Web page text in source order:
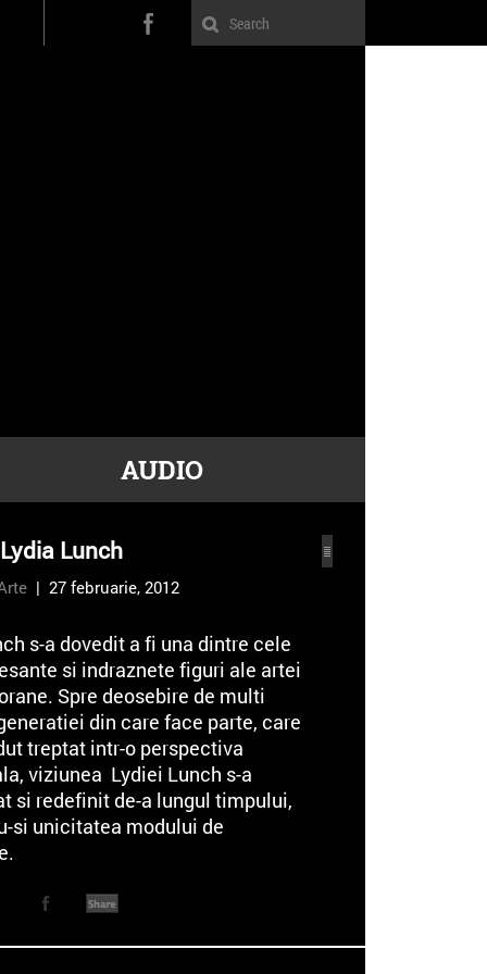
AUDIO
Lunch
| 27 februarie, 2012
s-a dovedit a fi una dintre cele
si indraznete figuri ale artei
Spre deosebire de multi
din care face parte, care
treptat intr-o perspectiva
viziunea Lydiei Lunch s-a
si redefinit de-a lungul timpului,
si unicitatea modului de
si trupa sa Teenage Jesus and
au numarat printre fondatorii
Wave, in New York, la mijlocul